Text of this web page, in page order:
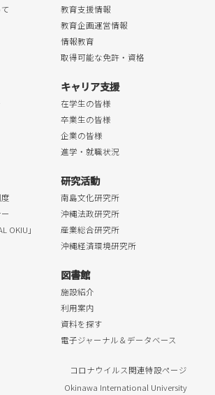
教育支援情報
教育企画運営情報
情報教育
取得可能な免許・資格
キャリア支援
在学生の皆様
卒業生の皆様
企業の皆様
進学・就職状況
OKIU」
研究活動
南島文化研究所
沖縄法政研究所
産業総合研究所
沖縄経済環境研究所
図書館
施設紹介
利用案内
資料を探す
電子ジャーナル＆データベース
コロナウイルス関連特設ページ
Okinawa International University